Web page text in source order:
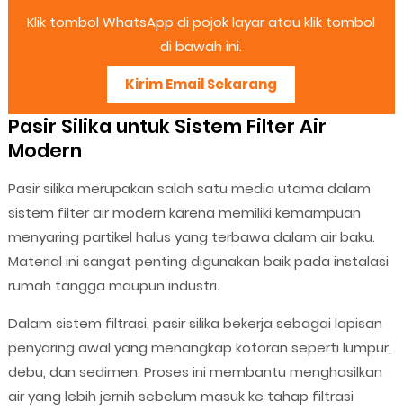
Klik tombol WhatsApp di pojok layar atau klik tombol
di bawah ini.
Kirim Email Sekarang
Pasir Silika untuk Sistem Filter Air
Modern
Pasir silika merupakan salah satu media utama dalam
sistem filter air modern karena memiliki kemampuan
menyaring partikel halus yang terbawa dalam air baku.
Material ini sangat penting digunakan baik pada instalasi
rumah tangga maupun industri.
Dalam sistem filtrasi, pasir silika bekerja sebagai lapisan
penyaring awal yang menangkap kotoran seperti lumpur,
debu, dan sedimen. Proses ini membantu menghasilkan
air yang lebih jernih sebelum masuk ke tahap filtrasi